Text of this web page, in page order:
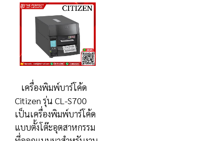
เครื่องพิมพ์บาร์โค้ด
Citizen รุ่น CL-S700
เป็นเครื่องพิมพ์บาร์โค้ด
แบบตั้งโต๊ะอุตสาหกรรม